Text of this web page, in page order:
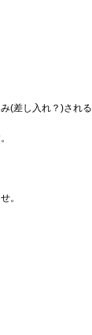
(差し入れ？)され
。